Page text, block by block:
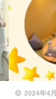
2024年4